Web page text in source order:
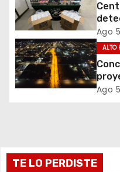
n
d
e
e
r
Ago
ALTO
Ago
TE LO PERDISTE